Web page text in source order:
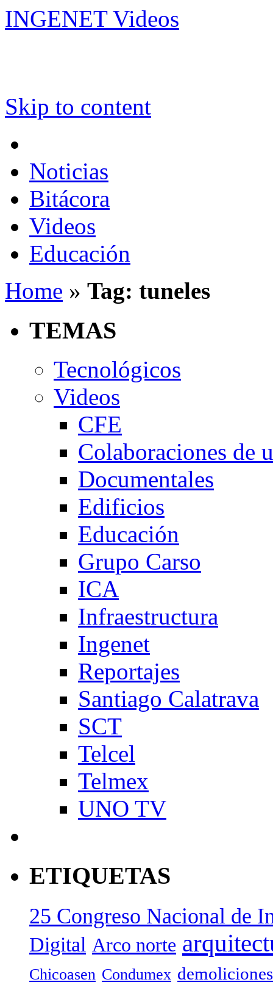
INGENET Videos
Skip to content
Noticias
Bitácora
Videos
Educación
Home » Tag: tuneles
TEMAS
Tecnológicos
Videos
CFE
Colaboraciones de
Documentales
Edificios
Educación
Grupo Carso
ICA
Infraestructura
Ingenet
Reportajes
Santiago Calatrava
SCT
Telcel
Telmex
UNO TV
ETIQUETAS
25 Congreso Nacional de
Digital Arco norte
Chicoasen Condumex demoliciones